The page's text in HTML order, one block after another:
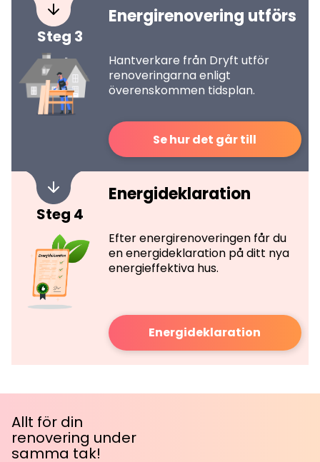
Steg 3
Energirenovering utförs
Hantverkare från Dryft utför
renoveringarna enligt
överenskommen tidsplan.
Se hur det går till
Steg 4
Energideklaration
Efter energirenoveringen får du
en energideklaration på ditt nya
energieffektiva hus.
Energideklaration
Allt för din
renovering under
samma tak!